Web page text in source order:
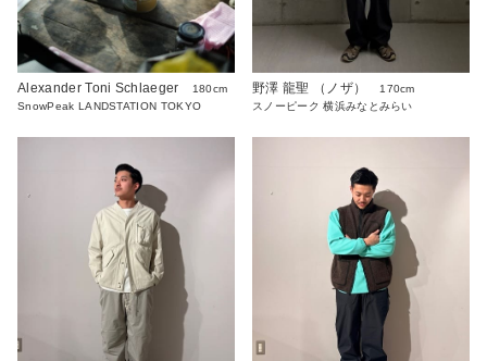
Alexander Toni Schlaeger
180cm
SnowPeak LANDSTATION TOKYO
野澤 龍聖 （ノザ）
170cm
スノーピーク 横浜みなとみらい